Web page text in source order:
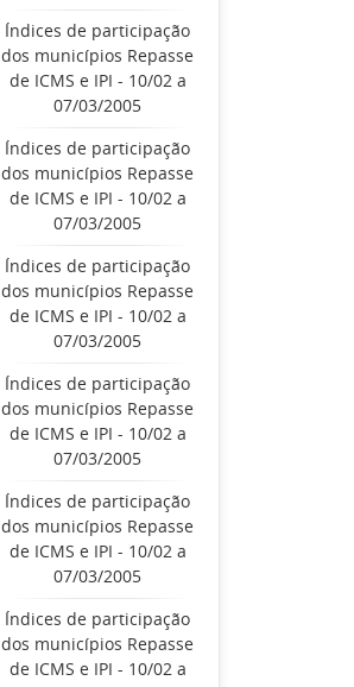
Índices de participação
dos municípios Repasse
de ICMS e IPI - 10/02 a
07/03/2005
Índices de participação
dos municípios Repasse
de ICMS e IPI - 10/02 a
07/03/2005
Índices de participação
dos municípios Repasse
de ICMS e IPI - 10/02 a
07/03/2005
Índices de participação
dos municípios Repasse
de ICMS e IPI - 10/02 a
07/03/2005
Índices de participação
dos municípios Repasse
de ICMS e IPI - 10/02 a
07/03/2005
Índices de participação
dos municípios Repasse
de ICMS e IPI - 10/02 a